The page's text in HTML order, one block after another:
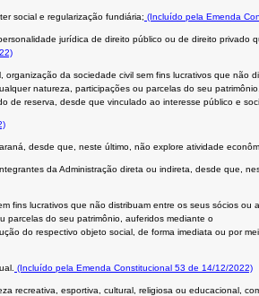
social e regularização fundiária; (Incluído pela Emenda
jurídica de direito público ou de direito
da sociedade civil sem fins lucrativos que
natureza, participações ou parcelas do seu
de reserva, desde que vinculado ao interesse público e
desde que, neste último, não explore atividade
da Administração direta ou indireta, desde que,
fins lucrativos que não distribuam entre os seus sócios
parcelas do seu patrimônio, auferidos mediante o
do respectivo objeto social, de forma imediata ou por
(Incluído pela Emenda Constitucional 53 de 14/12/2022)
recreativa, esportiva, cultural, religiosa ou educacional,